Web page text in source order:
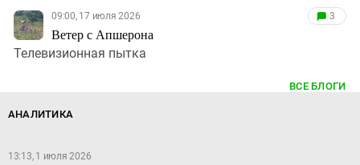
09:00, 17 июля 2026
Ветер с Апшерона
3
Телевизионная пытка
ВСЕ БЛОГИ
АНАЛИТИКА
13:13, 1 июля 2026